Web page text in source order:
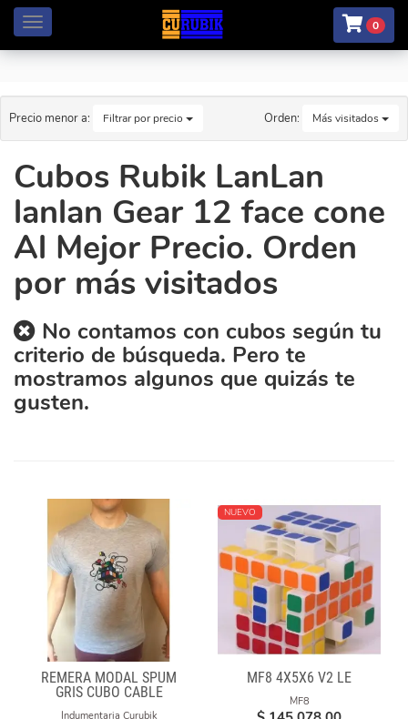
Menú 0
Precio menor a: Filtrar por precio Orden: Más visitados
Cubos Rubik LanLan
lanlan Gear 12 face cone
Al Mejor Precio. Orden
por más visitados
No contamos con cubos según tu
criterio de búsqueda. Pero te
mostramos algunos que quizás te
gusten.
REMERA MODAL SPUM
GRIS CUBO CABLE
Indumentaria Curubik
NUEVO
MF8 4X5X6 V2 LE
MF8